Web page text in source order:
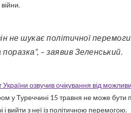
– заявив Зеленський.
озвучив очікування від
у Туреччині 15 травня не може
і вийти з неї із політичною перемогою.